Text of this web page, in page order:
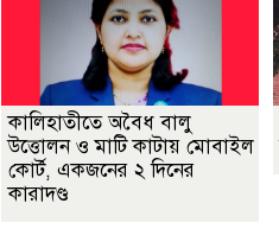
কালিহাতীতে অবৈধ বালু
উত্তোলন ও মাটি কাটায় মোবাইল
কোর্ট, একজনের ২ দিনের
কারাদণ্ড